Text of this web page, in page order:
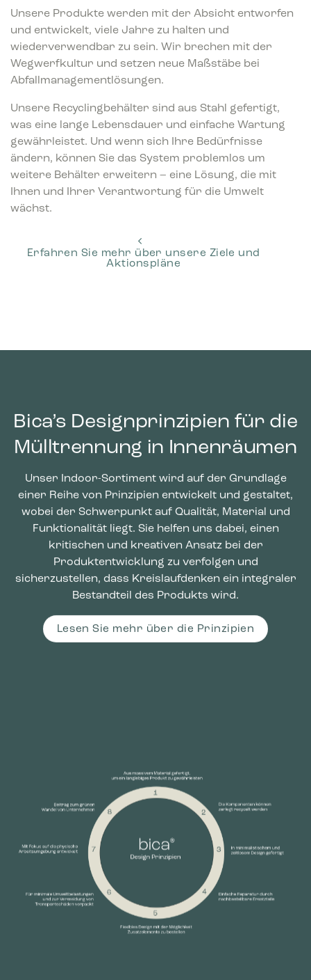
Unsere Produkte werden mit der Absicht entworfen
und entwickelt, viele Jahre zu halten und
wiederverwendbar zu sein. Wir brechen mit der
Wegwerfkultur und setzen neue Maßstäbe bei
Abfallmanagementlösungen.
Unsere Recyclingbehälter sind aus Stahl gefertigt,
was eine lange Lebensdauer und einfache Wartung
gewährleistet. Und wenn sich Ihre Bedürfnisse
ändern, können Sie das System problemlos um
weitere Behälter erweitern – eine Lösung, die mit
Ihnen und Ihrer Verantwortung für die Umwelt
wächst.
Erfahren Sie mehr über unsere Ziele und
Aktionspläne
Bica’s Designprinzipien für die
Mülltrennung in Innenräumen
Unser Indoor-Sortiment wird auf der Grundlage
einer Reihe von Prinzipien entwickelt und gestaltet,
wobei der Schwerpunkt auf Qualität, Material und
Funktionalität liegt. Sie helfen uns dabei, einen
kritischen und kreativen Ansatz bei der
Produktentwicklung zu verfolgen und
sicherzustellen, dass Kreislaufdenken ein integraler
Bestandteil des Produkts wird.
Lesen Sie mehr über die Prinzipien